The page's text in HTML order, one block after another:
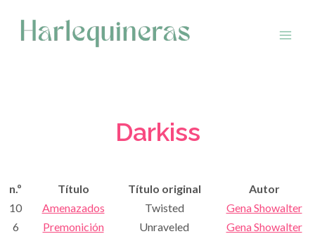
contenido
Darkiss
n.º Título Título original
Autor
10
Amenazados Twisted
Gena Showalter
6
Premonición Unraveled
Gena Showalter